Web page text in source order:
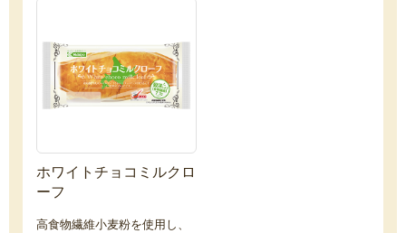
ホワイトチョコミルクロ
ーフ
高食物繊維小麦粉を使用し、